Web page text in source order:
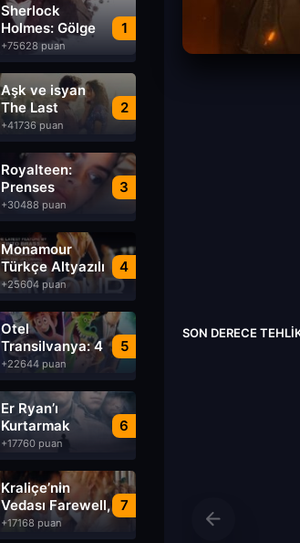
1
Sherlock
Holmes: Gölge
Oyunları
+75628 puan
2
Aşk ve isyan
The Last
Parasido izle
+41736 puan
3
Royalteen:
Prenses
Margrethe izle
+30488 puan
4
Monamour
Türkçe Altyazılı
izle
+25604 puan
5
Otel
Transilvanya: 4
Transformanya
izle
+22644 puan
6
Er Ryan’ı
Kurtarmak
Saving Private
Ryan Türkçe
Dublaj izle
+17760 puan
7
Kraliçe’nin
Vedası Farewell,
My Queen izle
+17168 puan
SON DERECE